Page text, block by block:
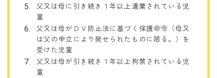
父又は母に引き続き１年以上遺棄されている児
童
父又は母がＤＶ防止法に基づく保護命令（母又
は父の申立により発せられたものに限る。）を
受けた児童
父又は母が引き続き１年以上拘禁されている児
童